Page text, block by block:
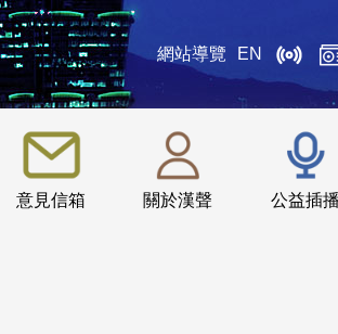
網站導覽 EN
意見信箱 關於漢聲 公益插播
:::